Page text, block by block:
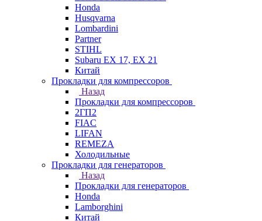
Honda
Husqvarna
Lombardini
Partner
STIHL
Subaru EX 17, EX 21
Китай
Прокладки для компрессоров
Назад
Прокладки для компрессоров
2ГП2
FIAC
LIFAN
REMEZA
Холодильные
Прокладки для генераторов
Назад
Прокладки для генераторов
Honda
Lamborghini
Китай